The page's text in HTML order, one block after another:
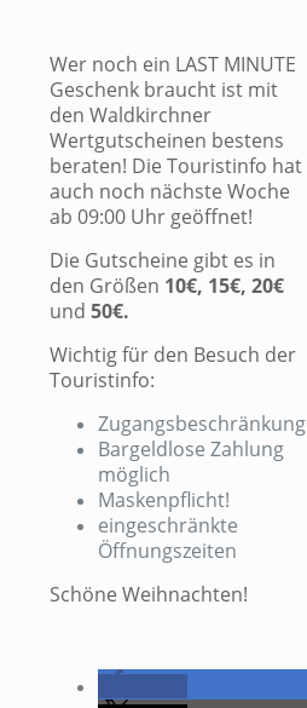
Wer noch ein LAST MINUTE
Geschenk braucht ist mit
den Waldkirchner
Wertgutscheinen bestens
beraten! Die Touristinfo hat
auch noch nächste Woche
ab 09:00 Uhr geöffnet!
Die Gutscheine gibt es in
den Größen 10€, 15€, 20€
und 50€.
Wichtig für den Besuch der
Touristinfo:
Zugangsbeschränkung
Bargeldlose Zahlung
möglich
Maskenpflicht!
eingeschränkte
Öffnungszeiten
Schöne Weihnachten!